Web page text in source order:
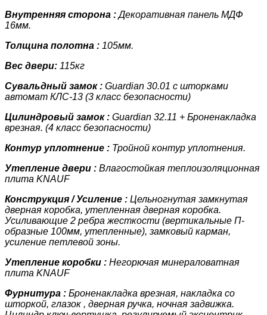
Внутренняя сторона :Декоративная панель МДФ
16мм.
Толщина полотна : 105мм.
Вес двери: 115кг
Сувальдный замок : Guardian 30.01 с шторками
автомат КЛС-13 (3 класс безопасности)
Цилиндровый замок : Guardian 32.11 + Броненакладка
врезная. (4 класс безопасности)
Контур уплотнение : Тройной контур уплотнения.
Утепление двери : Влагостойкая теплоизоляционная
плита KNAUF
Конструкция / Усиление : Цельногнутая замкнутая
дверная коробка, утепленная дверная коробка.
Усиливающие 2 ребра жесткости (вертикальные П-
образные 100мм, утепленные), замковый карман,
усиление петлевой зоны.
Утепление коробки : Негорючая минераловатная
плита KNAUF
Фурнитура : Броненакладка врезная, накладка со
шторкой, глазок , дверная ручка, ночная задвижка.